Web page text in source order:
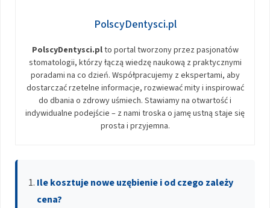
PolscyDentysci.pl
PolscyDentysci.plto portal tworzony przez pasjonatów
stomatologii, którzy łączą wiedzę naukową z praktycznymi
poradami na co dzień. Współpracujemy z ekspertami, aby
dostarczać rzetelne informacje, rozwiewać mity i inspirować
do dbania o zdrowy uśmiech. Stawiamy na otwartość i
indywidualne podejście – z nami troska o jamę ustną staje się
prosta i przyjemna.
Ile kosztuje nowe uzębienie i od czego zależy
cena?